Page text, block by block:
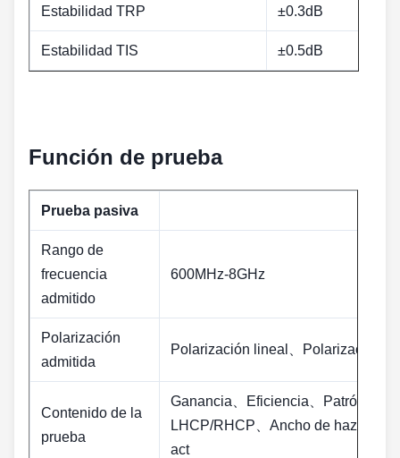
Estabilidad TRP ±0.3dB
Estabilidad TIS ±0.5dB
Función de prueba
Prueba pasiva
Rango de
frecuencia
admitido
600MHz-8GHz
Polarización
admitida
Polarización lineal、Polarización
Contenido de la
prueba
Ganancia、Eficiencia、Patrón de
LHCP/RHCP、Ancho de haz、No
act